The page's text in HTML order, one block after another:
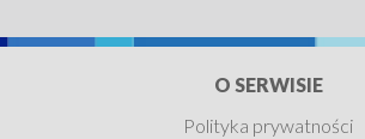
O SERWISIE
Polityka prywatności